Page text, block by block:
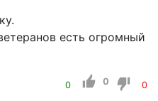
есть огромный
0 0 0